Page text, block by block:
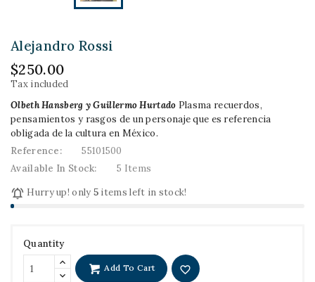
Alejandro Rossi
$250.00
Tax included
Olbeth Hansberg y Guillermo Hurtado Plasma recuerdos,
pensamientos y rasgos de un personaje que es referencia
obligada de la cultura en México.
Reference:
55101500
Available In Stock:
5 Items
 Hurry up! only 5 items left in stock!
Quantity
Add To Cart favorite_border